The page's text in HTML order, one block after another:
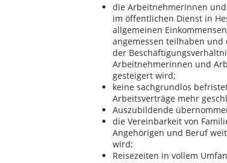
die Arbeitnehmerinnen
im öffentlichen Dienst in
allgemeinen
angemessen teilhaben
der
Arbeitnehmerinnen und
gesteigert wird;
keine sachgrundlos
Arbeitsverträge mehr
Auszubildende
die Vereinbarkeit von
Angehörigen und Beruf
wird;
Reisezeiten in vollem